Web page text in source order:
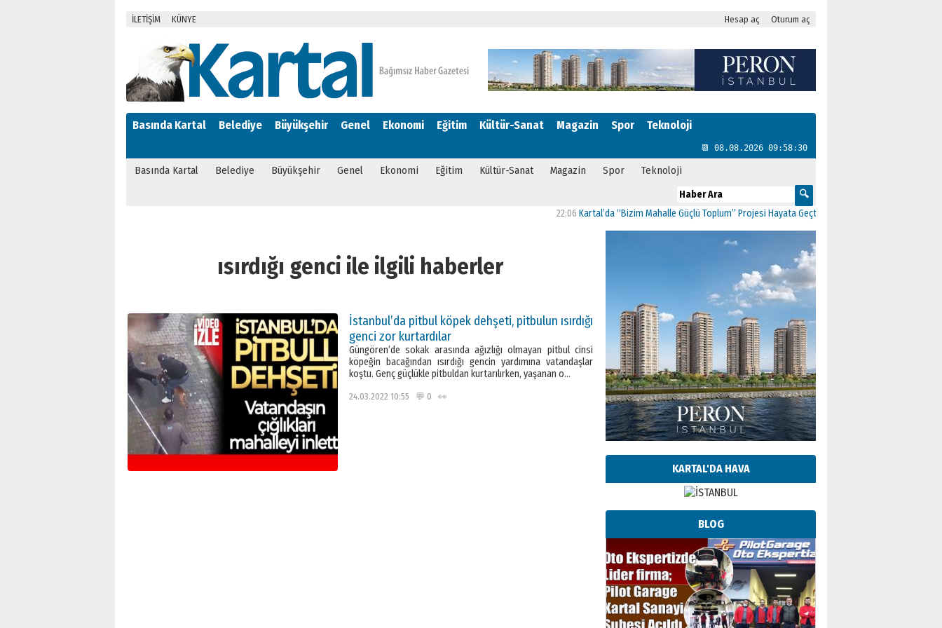
İLETİŞİM KÜNYE Hesap aç Oturum aç
Basında Kartal Belediye Büyükşehir Genel Ekonomi Eğitim Kültür-Sanat Magazin Spor Teknoloji
📆 08.08.2026 09:58:31
Basında Kartal Belediye Büyükşehir Genel Ekonomi Eğitim Kültür-Sanat Magazin Spor Teknoloji
Kartal’da “Bizim Mahalle Güçlü Toplum” Projesi Hayata Geçti 11:41
ısırdığı genci ile ilgili haberler
İstanbul’da pitbul köpek dehşeti, pitbulun ısırdığı
genci zor kurtardılar
Güngören’de sokak arasında ağızlığı olmayan pitbul cinsi
köpeğin bacağından ısırdığı gencin yardımına vatandaşlar
koştu. Genç güçlükle pitbuldan kurtarılırken, yaşanan o…
24.03.2022 10:55 💬 0 👀
KARTAL'DA HAVA
BLOG